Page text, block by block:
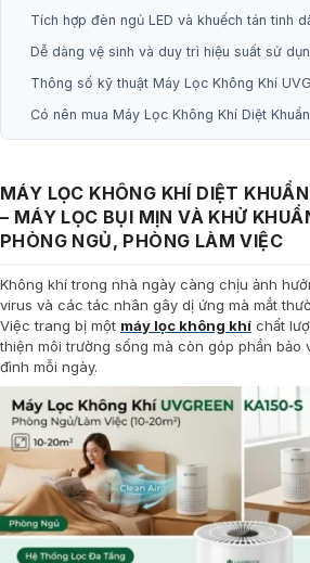
Tích hợp đèn ngủ LED và khuếch tán tinh
Dễ dàng vệ sinh và duy trì hiệu suất sử
Thông số kỹ thuật Máy Lọc Không Khí
Có nên mua Máy Lọc Không Khí Diệt
MÁY LỌC KHÔNG KHÍ DIỆT
– MÁY LỌC BỤI MỊN VÀ KHỬ
PHÒNG NGỦ, PHÒNG LÀM VIỆC
Không khí trong nhà ngày càng chịu ảnh
virus và các tác nhân gây dị ứng mà mắt
Việc trang bị một máy lọc không khí chất
thiện môi trường sống mà còn góp phần bảo
đình mỗi ngày.